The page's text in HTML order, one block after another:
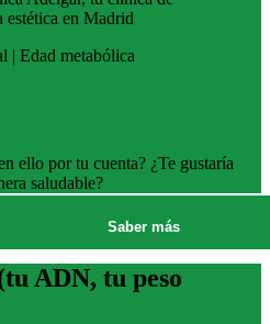
| Edad metabólica
ello por tu cuenta? ¿Te gustaría
saludable?
Saber más
ADN, tu peso